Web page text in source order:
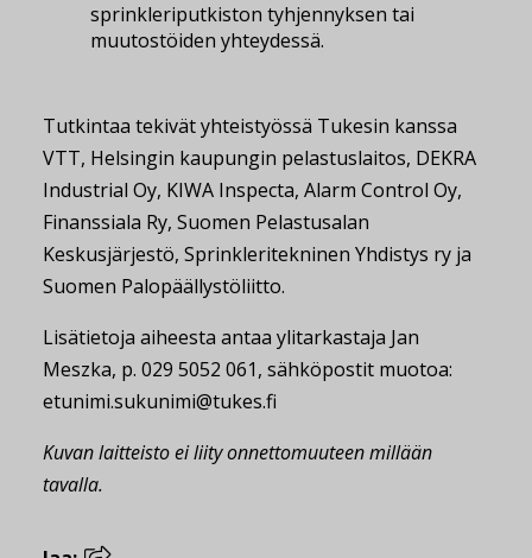
sprinkleriputkiston tyhjennyksen tai
muutostöiden yhteydessä.
Tutkintaa tekivät yhteistyössä Tukesin kanssa
VTT, Helsingin kaupungin pelastuslaitos, DEKRA
Industrial Oy, KIWA Inspecta, Alarm Control Oy,
Finanssiala Ry, Suomen Pelastusalan
Keskusjärjestö, Sprinkleritekninen Yhdistys ry ja
Suomen Palopäällystöliitto.
Lisätietoja aiheesta antaa ylitarkastaja Jan
Meszka, p. 029 5052 061, sähköpostit muotoa:
etunimi.sukunimi@tukes.fi
Kuvan laitteisto ei liity onnettomuuteen millään
tavalla.